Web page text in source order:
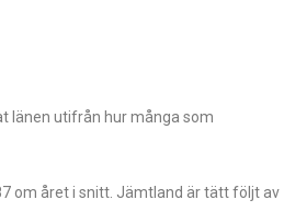
länen utifrån hur många som
om året i snitt. Jämtland är tätt följt av